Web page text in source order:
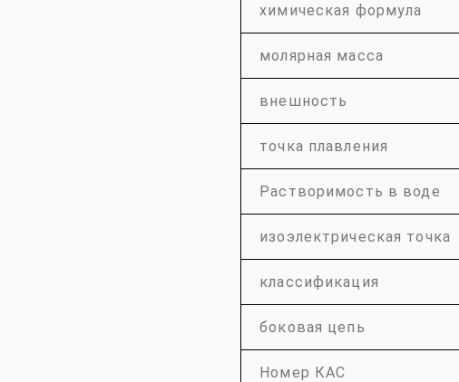
химическая формула
молярная масса
внешность
точка плавления
Растворимость в воде
изоэлектрическая точка
классификация
боковая цепь
Номер КАС